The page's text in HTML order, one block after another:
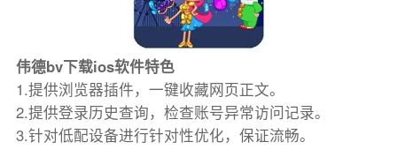
伟德bv下载ios软件特色
1.提供浏览器插件，一键收藏网页正文。
2.提供登录历史查询，检查账号异常访问记录。
3.针对低配设备进行针对性优化，保证流畅。